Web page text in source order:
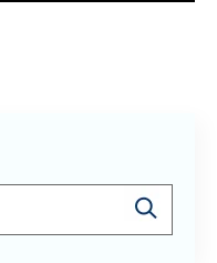
con una